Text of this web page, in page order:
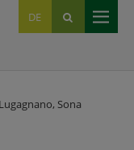
DE
IT
EN
Sona